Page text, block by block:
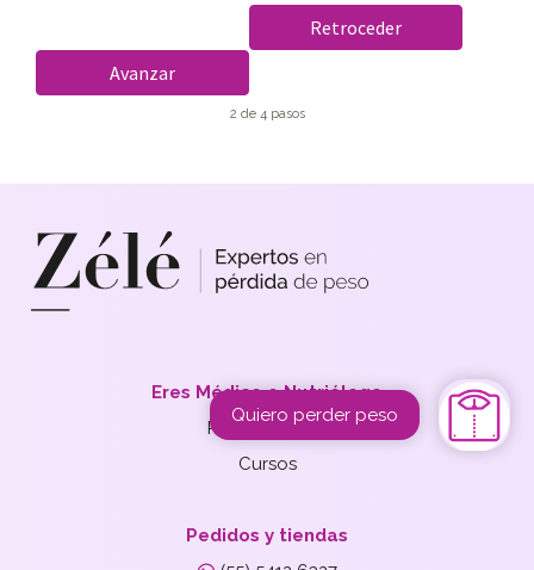
Retroceder
Avanzar
2 de 4 pasos
Eres Médico o Nutriólogo
Prescribir Zélé
Cursos
Pedidos y tiendas
Quiero perder peso